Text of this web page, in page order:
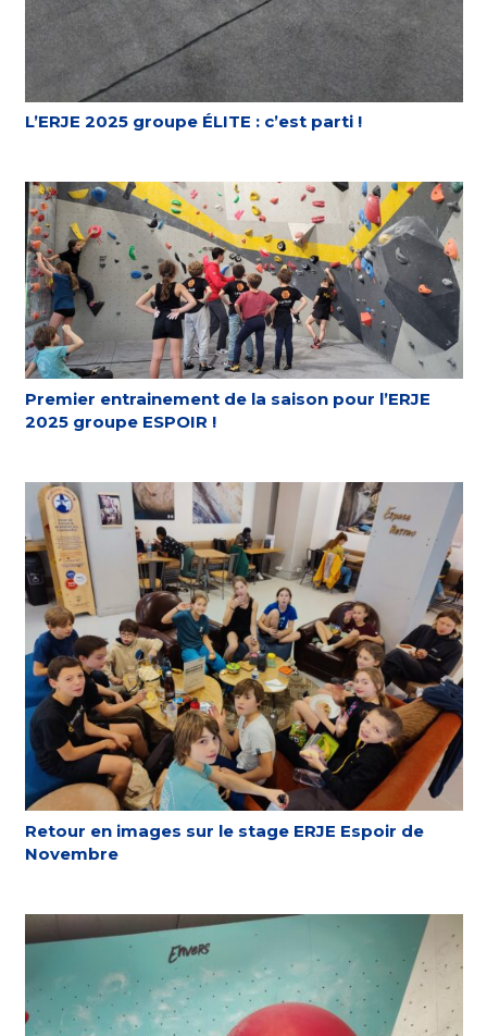
L’ERJE 2025 groupe ÉLITE : c’est parti !
Premier entrainement de la saison pour l’ERJE
2025 groupe ESPOIR !
Retour en images sur le stage ERJE Espoir de
Novembre